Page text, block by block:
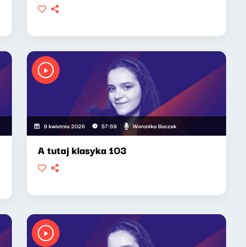
9 kwietnia 2026 57:59 Weronika Boczek
A tutaj klasyka 103